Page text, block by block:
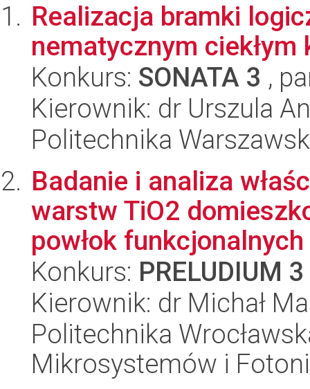
Realizacja bramki
nematycznym
Konkurs: SONATA 3 ,
Kierownik: dr Urszula
Politechnika
Badanie i analiza
warstw TiO2
powłok funkcjonalnych
Konkurs: PRELUDIUM 3
Kierownik: dr Michał
Politechnika
Mikrosystemów i